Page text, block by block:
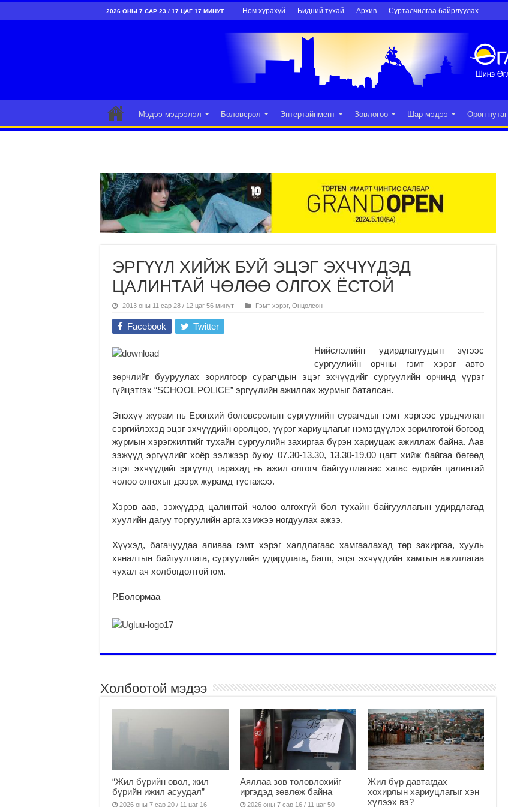
2026 ОНЫ 7 САР 23 / 17 ЦАГ 17 МИНУТ Ном хурахуй Бидний тухай Архив Сурталчилгаа байрлуулах
Мэдээ мэдээлэл Боловсрол Энтертайнмент Зөвлөгөө Шар мэдээ Орон нутаг
ЭРГҮҮЛ ХИЙЖ БУЙ ЭЦЭГ ЭХЧҮҮДЭД
ЦАЛИНТАЙ ЧӨЛӨӨ ОЛГОХ ЁСТОЙ
2013 оны 11 сар 28 / 12 цаг 56 минут Гэмт хэрэг, Онцолсон
Facebook Twitter
Нийслэлийн удирдлагуудын зүгээс
сургуулийн орчны гэмт хэрэг авто
зөрчлийг бууруулах зорилгоор сурагчдын эцэг эхчүүдийг сургуулийн орчинд үүрэг
гүйцэтгэх “SCHOOL POLICE” эргүүлийн ажиллах журмыг баталсан.
Энэхүү журам нь Ерөнхий боловсролын сургуулийн сурагчдыг гэмт хэргээс урьдчилан
сэргийлэхэд эцэг эхчүүдийн оролцоо, үүрэг хариуцлагыг нэмэгдүүлэх зорилготой бөгөөд
журмын хэрэгжилтийг тухайн сургуулийн захиргаа бүрэн хариуцаж ажиллаж байна. Аав
ээжүүд эргүүлийг хоёр ээлжээр буюу 07.30-13.30, 13.30-19.00 цагт хийж байгаа бөгөөд
эцэг эхчүүдийг эргүүлд гарахад нь ажил олгогч байгууллагаас хагас өдрийн цалинтай
чөлөө олгохыг дээрх журамд тусгажээ.
Хэрэв аав, ээжүүдэд цалинтай чөлөө олгохгүй бол тухайн байгууллагын удирдлагад
хуулийн дагуу торгуулийн арга хэмжээ ногдуулах ажээ.
Хүүхэд, багачуудаа аливаа гэмт хэрэг халдлагаас хамгаалахад төр захиргаа, хууль
хяналтын байгууллага, сургуулийн удирдлага, багш, эцэг эхчүүдийн хамтын ажиллагаа
чухал ач холбогдолтой юм.
Р.Болормаа
Холбоотой мэдээ
“Жил бүрийн өвөл, жил
бүрийн ижил асуудал”
2026 оны 7 сар 20 / 11 цаг 16
Аяллаа зөв төлөвлөхийг
иргэдэд зөвлөж байна
2026 оны 7 сар 16 / 11 цаг 50
Жил бүр давтагдах
хохирлын хариуцлагыг хэн
хүлээх вэ?